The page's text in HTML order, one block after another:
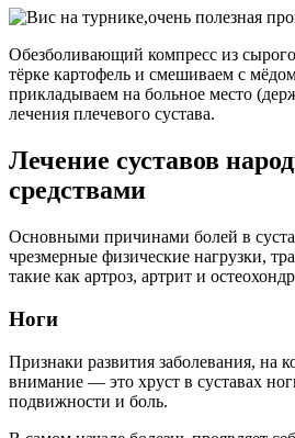
Обезболивающий компресс из
тёрке картофель и смешиваем с
прикладываем на больное место
лечения плечевого сустава.
Лечение суставов
средствами
Основными причинами болей в
чрезмерные физические нагрузки,
такие как артроз, артрит и
Ноги
Признаки развития заболевания, на
внимание — это хруст в суставах
подвижности и боль.